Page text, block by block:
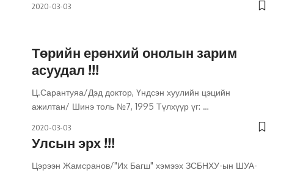
2020-03-03
Төрийн ерөнхий онолын зарим
асуудал !!!
Ц.Сарантуяа/Дэд доктор, Үндсэн хуулийн цэцийн
ажилтан/ Шинэ толь №7, 1995 Түлхүүр үг: …
2020-03-03
Улсын эрх !!!
Цэрээн Жамсранов/"Их Багш" хэмээх ЗСБНХУ-ын ШУА-